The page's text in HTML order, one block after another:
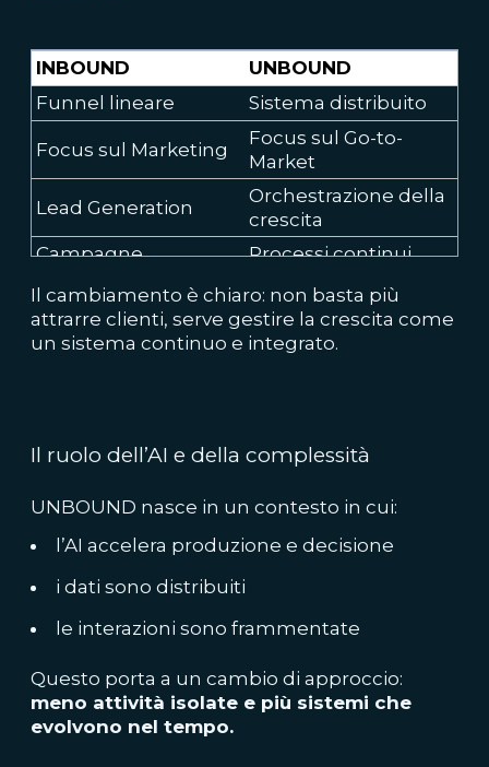
INBOUND
UNBOUND
Funnel lineare
Sistema distribuito
Focus sul Marketing
Focus sul Go-to-
Market
Lead Generation
Orchestrazione della
crescita
Campagne
Processi continui
Tool
Piattaforma integrata
Il cambiamento è chiaro: non basta più
attrarre clienti, serve gestire la crescita come
un sistema continuo e integrato.
Il ruolo dell’AI e della complessità
UNBOUND nasce in un contesto in cui:
l’AI accelera produzione e decisione
i dati sono distribuiti
le interazioni sono frammentate
Questo porta a un cambio di approccio:
meno attività isolate e più sistemi che
evolvono nel tempo.